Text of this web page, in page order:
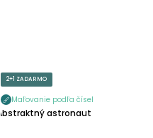
2+1 ZADARMO
Maľovanie podľa čísel
Abstraktný astronaut